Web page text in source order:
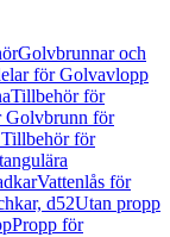
Golvbrunnar och
för Golvavlopp
Tillbehör för
Golvbrunn för
för
Vattenlås för
d52Utan propp
Propp för